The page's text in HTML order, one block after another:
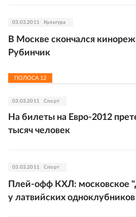
03.03.2011 Культура
В Москве скончался
Рубинчик
ПОЛОСА 12
03.03.2011 Спорт
На билеты на Евро-2012
тысяч человек
03.03.2011 Спорт
Плей-офф КХЛ: московское
у латвийских